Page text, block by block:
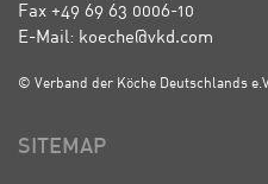
Fax +49 69 63 0006-10
E-Mail: koeche@vkd.com
© Verband der Köche Deutschlands
SITEMAP